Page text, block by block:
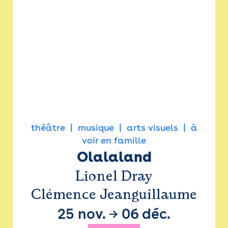
théâtre musique arts visuels
à
voir en famille
Olalaland
Lionel Dray
Clémence Jeanguillaume
25 nov. → 06 déc.